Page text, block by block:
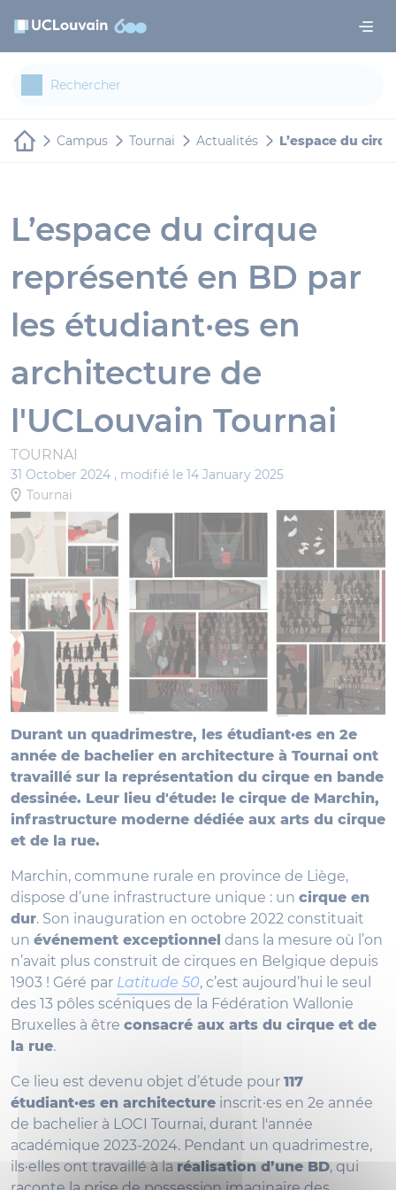
Campus Tournai Actualités L’espace du
L’espace du cirque
représenté en BD par
les étudiant·es en
architecture de
l'UCLouvain Tournai
TOURNAI
31 October 2024 , modifié le 14 January 2025
Tournai
Durant un quadrimestre, les étudiant·es en 2e
année de bachelier en architecture à Tournai ont
travaillé sur la représentation du cirque en bande
dessinée. Leur lieu d'étude: le cirque de Marchin,
infrastructure moderne dédiée aux arts du cirque
et de la rue.
Marchin, commune rurale en province de Liège,
dispose d’une infrastructure unique : un cirque en
dur. Son inauguration en octobre 2022 constituait
un événement exceptionnel dans la mesure où l’on
n’avait plus construit de cirques en Belgique depuis
1903 ! Géré par Latitude 50, c’est aujourd’hui le seul
des 13 pôles scéniques de la Fédération Wallonie
Bruxelles à être consacré aux arts du cirque et de
la rue.
Ce lieu est devenu objet d’étude pour 117
étudiant·es en architecture inscrit·es en 2e année
de bachelier à LOCI Tournai, durant l'année
académique 2023-2024. Pendant un quadrimestre,
ils·elles ont travaillé à laréalisation d’une BD, qui